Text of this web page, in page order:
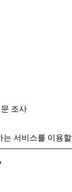
조사
서비스를 이용